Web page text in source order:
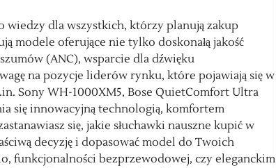
wiedzy dla wszystkich, którzy planują zakup
modele oferujące nie tylko doskonałą jakość
(ANC), wsparcie dla dźwięku
na pozycje liderów rynku, które pojawiają się w
Sony WH-1000XM5, Bose QuietComfort Ultra
się innowacyjną technologią, komfortem
się, jakie słuchawki nauszne kupić w
decyzję i dopasować model do Twoich
funkcjonalności bezprzewodowej, czy eleganckim